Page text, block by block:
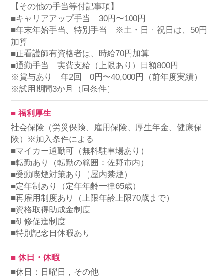
【その他の手当等付記事項】
■キャリアアップ手当 30円〜100円
■年末年始手当、特別手当 ※土・日・祝日は、50円
加算
■正看護師有資格者は、時給70円加算
■通勤手当 実費支給（上限あり）日額800円
※賞与あり 年2回 0円〜40,000円（前年度実績）
※試用期間3か月（同条件）
■ 福利厚生
社会保険（労災保険、雇用保険、厚生年金、健康保
険）※加入条件による
■マイカー通勤可（無料駐車場あり）
■転勤あり（転勤の範囲：佐野市内）
■受動喫煙対策あり（屋内禁煙）
■定年制あり（定年年齢一律65歳）
■再雇用制度あり（上限年齢上限70歳まで）
■資格取得助成金制度
■研修促進制度
■特別記念日休暇あり
■ 休日・休暇
■休日：日曜日，その他